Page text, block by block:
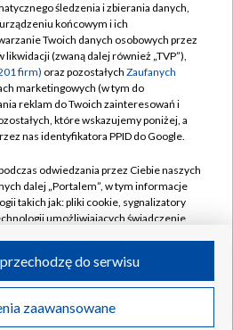
TVP
TVP
prywatności
Moje zgody
Pomoc
Kontakt
Kanały
Polska S.A. w likwidacji
śledzenia i zbierania danych,
końcowym i ich
Twoich danych osobowych przez
likwidacji (zwaną dalej również „TVP”),
firm) oraz pozostałych Zaufanych
marketingowych (w tym do
reklam do Twoich zainteresowań i
które wskazujemy poniżej, a
nas identyfikatora PPID do Google.
odwiedzania przez Ciebie naszych
dalej „Portalem”, w tym informacje
takich jak: pliki cookie, sygnalizatory
umożliwiających świadczenie
odwiedzania przez Ciebie
takie jak adresy IP, identyfikatory
zaawansowane
do serwisu